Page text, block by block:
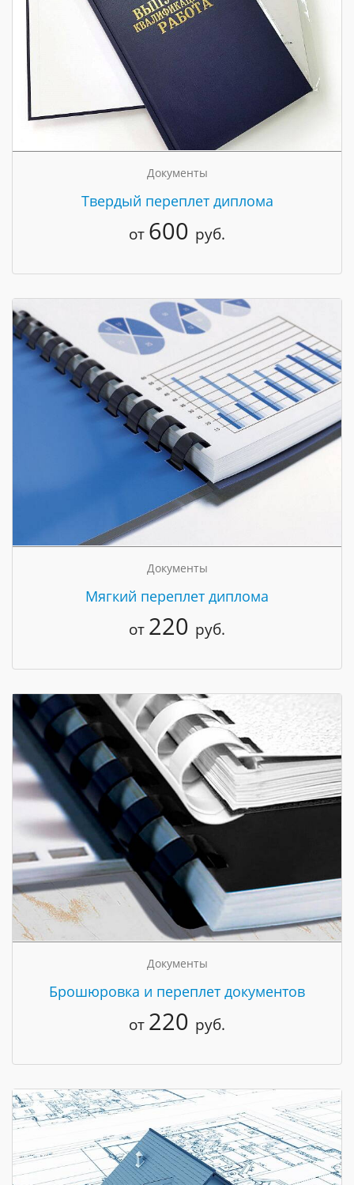
Документы
Твердый переплет диплома
от 600 руб.
Документы
Мягкий переплет диплома
от 220 руб.
Документы
Брошюровка и переплет документов
от 220 руб.